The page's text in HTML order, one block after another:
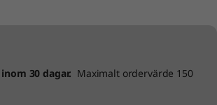
30 dagar. Maximalt ordervärde 150